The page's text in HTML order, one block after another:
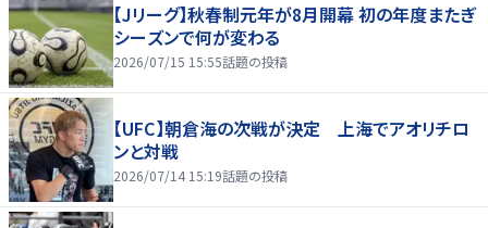
【Jリーグ】秋春制元年が8月開幕 初の年度またぎ
シーズンで何が変わる
2026/07/15 15:55話題の投稿
【UFC】朝倉海の次戦が決定 上海でアオリチロ
ンと対戦
2026/07/14 15:19話題の投稿